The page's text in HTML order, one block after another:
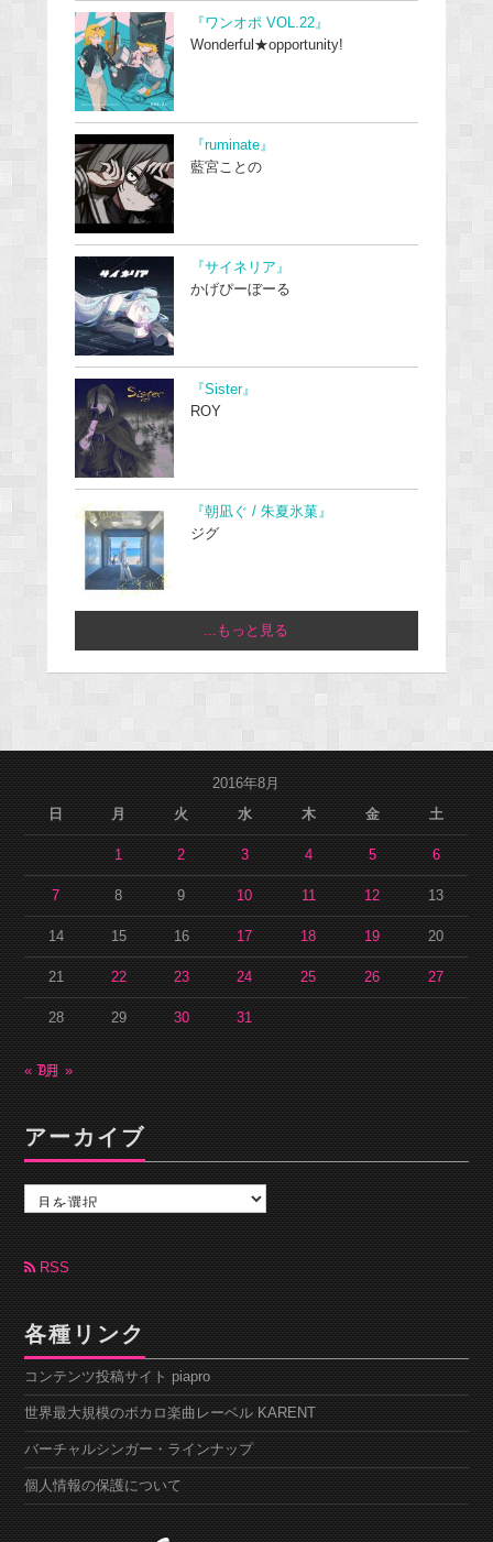
『ワンオポ VOL.22』
Wonderful★opportunity!
『ruminate』
藍宮ことの
『サイネリア』
かげぴーぼーる
『Sister』
ROY
『朝凪ぐ / 朱夏氷菓』
ジグ
...もっと見る
2016年8月
日
月 火 水 木 金 土
1 2 3 4 5 6
7 8 9 10 11 12 13
14 15 16 17 18 19 20
21 22 23 24 25 26 27
28 29 30 31
« 7月9月 »
アーカイブ
カ
ブRSS
各種リンク
コンテンツ投稿サイト piapro
世界最大規模のボカロ楽曲レーベル KARENT
バーチャルシンガー・ラインナップ
個人情報の保護について